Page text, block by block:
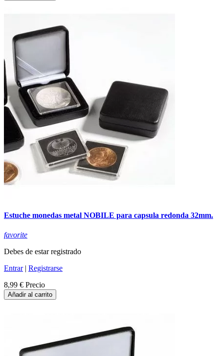
Estuche monedas metal NOBILE para capsula redonda 32mm.
favorite
Debes de estar registrado
Entrar| Registrarse
8,99 € Precio
Añadir al carrito